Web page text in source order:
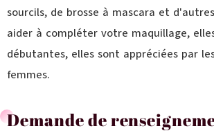
sourcils, de brosse à mascara et
aider à compléter votre maquillage,
débutantes, elles sont appréciées par
femmes.
Demande de